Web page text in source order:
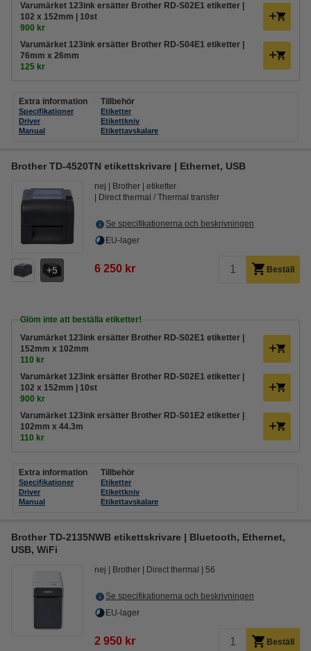
Varumärket 123ink ersätter Brother RD-S02E1 etiketter |
102 x 152mm | 10st
900 kr
Varumärket 123ink ersätter Brother RD-S04E1 etiketter |
76mm x 26mm
125 kr
Extra information
Specifikationer
Driver
Manual
Tillbehör
Etiketter
Etikettkniv
Etikettavskalare
Brother TD-4520TN etikettskrivare | Ethernet, USB
5
nej Brother
etiketter
Direct thermal / Thermal transfer
Se specifikationerna och beskrivningen
EU-lager
6 250 kr Beställ
Glöm inte att beställa etiketter!
Varumärket 123ink ersätter Brother RD-S02E1 etiketter |
152mm x 102mm
110 kr
Varumärket 123ink ersätter Brother RD-S02E1 etiketter |
102 x 152mm | 10st
900 kr
Varumärket 123ink ersätter Brother RD-S01E2 etiketter |
102mm x 44.3m
110 kr
Extra information
Specifikationer
Driver
Manual
Tillbehör
Etiketter
Etikettkniv
Etikettavskalare
Brother TD-2135NWB etikettskrivare | Bluetooth, Ethernet,
USB, WiFi
nej Brother Direct thermal 56
Se specifikationerna och beskrivningen
EU-lager
2 950 kr Beställ